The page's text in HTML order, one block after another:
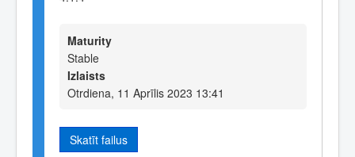
Maturity
Stable
Izlaists
Otrdiena, 11 Aprīlis 2023 13:41
Skatīt failus